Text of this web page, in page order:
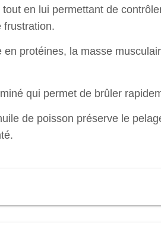
en lui permettant de
frustration.
protéines, la masse
qui permet de brûler
de poisson préserve le